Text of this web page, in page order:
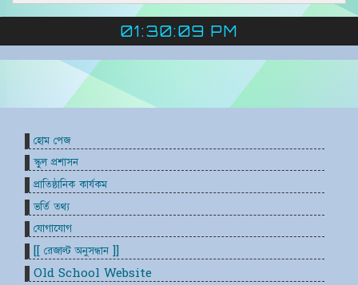
01:30:09 PM
হোম পেজ
স্কুল প্রশাসন
প্রাতিষ্ঠানিক কার্যকম
ভর্তি তথ্য
যোগাযোগ
[[ রেজাল্ট অনুসন্ধান ]]
Old School Website